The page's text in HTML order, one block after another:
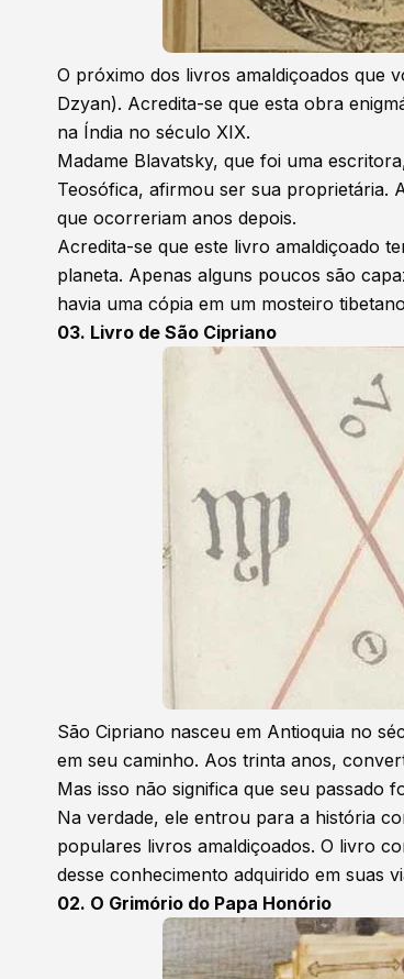
O próximo dos livros amaldiçoados que
Dzyan). Acredita-se que esta obra
na Índia no século XIX.
Madame Blavatsky, que foi uma
Teosófica, afirmou ser sua proprietária.
que ocorreriam anos depois.
Acredita-se que este livro amaldiçoado
planeta. Apenas alguns poucos são
havia uma cópia em um mosteiro
03. Livro de São Cipriano
São Cipriano nasceu em Antioquia no
em seu caminho. Aos trinta anos,
Mas isso não significa que seu passado
Na verdade, ele entrou para a história
populares livros amaldiçoados. O livro
desse conhecimento adquirido em suas
02. O Grimório do Papa Honório